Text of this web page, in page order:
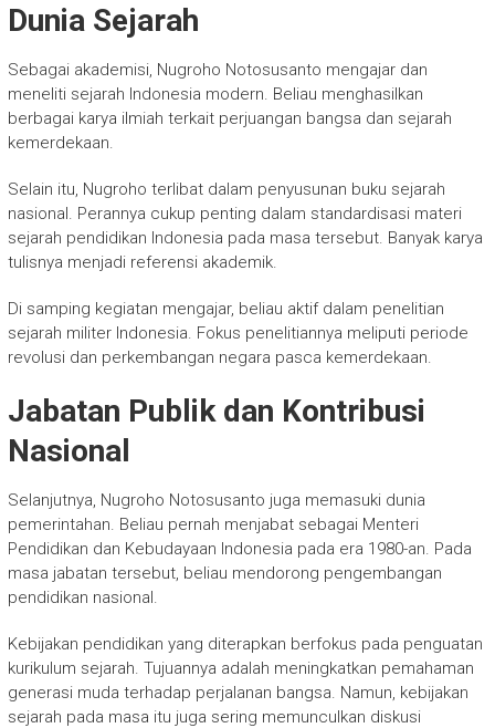
Dunia Sejarah
Sebagai akademisi, Nugroho Notosusanto mengajar dan
meneliti sejarah Indonesia modern. Beliau menghasilkan
berbagai karya ilmiah terkait perjuangan bangsa dan sejarah
kemerdekaan.
Selain itu, Nugroho terlibat dalam penyusunan buku sejarah
nasional. Perannya cukup penting dalam standardisasi materi
sejarah pendidikan Indonesia pada masa tersebut. Banyak karya
tulisnya menjadi referensi akademik.
Di samping kegiatan mengajar, beliau aktif dalam penelitian
sejarah militer Indonesia. Fokus penelitiannya meliputi periode
revolusi dan perkembangan negara pasca kemerdekaan.
Jabatan Publik dan Kontribusi
Nasional
Selanjutnya, Nugroho Notosusanto juga memasuki dunia
pemerintahan. Beliau pernah menjabat sebagai Menteri
Pendidikan dan Kebudayaan Indonesia pada era 1980-an. Pada
masa jabatan tersebut, beliau mendorong pengembangan
pendidikan nasional.
Kebijakan pendidikan yang diterapkan berfokus pada penguatan
kurikulum sejarah. Tujuannya adalah meningkatkan pemahaman
generasi muda terhadap perjalanan bangsa. Namun, kebijakan
sejarah pada masa itu juga sering memunculkan diskusi